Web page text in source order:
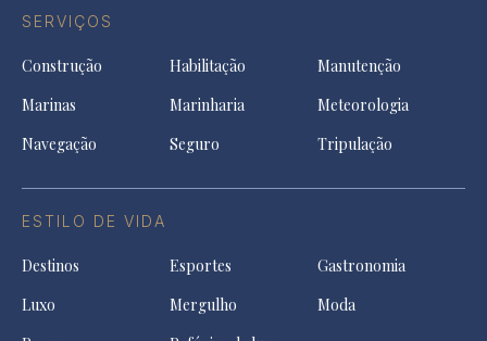
SERVIÇOS
Construção Habilitação
Manutenção
Marinas
Marinharia
Meteorologia
Navegação
Seguro Tripulação
ESTILO DE VIDA
Destinos Esportes
Gastronomia
Luxo
Mergulho
Moda